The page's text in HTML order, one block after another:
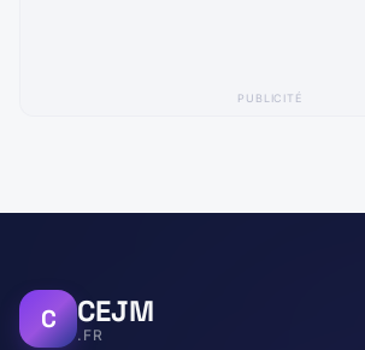
PUBLICITÉ
C CEJM
.FR